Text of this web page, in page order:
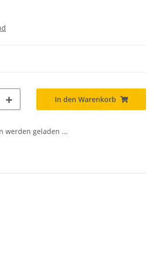
In den Warenkorb
werden geladen ...